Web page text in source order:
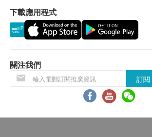
谷草轉氨酶
電腦掃描 重點項目
磁力共振
頭顱MRI平掃
3 基本項目
7.如實告知：
如實告知醫生自身健康狀況：
(1)盡可能詳細的告訴醫生自己的既往
做出準確判斷並給予合理建議；
(2)半年內備孕的男性不能做放射性專
CT/電腦斷層掃、碳十四呼氣等。
空腹血糖、血脂、肝腎功能等採血項
預留郵寄地址，美年大健康會在
寄，郵費到付(可送到港澳地區)；
報告完成後到體檢中心領取，列
微信搜索“美年大健康”小程式，
輸入個人資訊，就可以進行查詢。
體檢報告出具後可預約醫生講解報
微信講解：需至少提前1日預約
下載應用程式
關注我們
訂閱